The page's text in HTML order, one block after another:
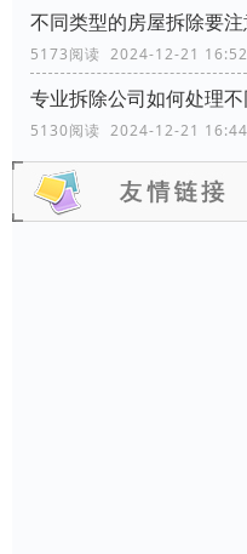
不同类型的房屋拆除要注
5173阅读 2024-12-21
专业拆除公司如何处理
5130阅读 2024-12-21